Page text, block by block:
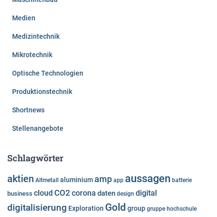
Medien
Medizintechnik
Mikrotechnik
Optische Technologien
Produktionstechnik
Shortnews
Stellenangebote
Schlagwörter
aktien Altmetall aluminiumamp app aussagen batterie
business cloud CO2 corona daten design digital
digitalisierung Exploration Gold group gruppe hochschule